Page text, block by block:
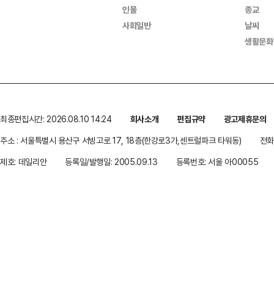
인물
사회일반
종교
날씨
생활문
최종편집시간: 2026.08.10 14:24 회사소개 편집규약
광고제휴문의
주소 : 서울특별시 용산구 서빙고로 17, 18층(한강로3가,센트럴파크 타워동)
전
제호: 데일리안
등록일/발행일: 2005.09.13 등록번호: 서울 아00055